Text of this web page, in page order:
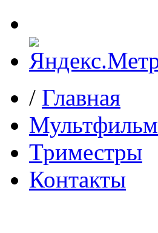
/ Главная
Мультфильм
Триместры
Контакты